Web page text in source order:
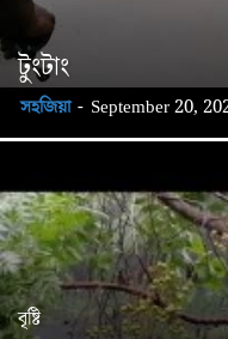
টুংটাং
সহজিয়া - September 20,
বৃষ্টি